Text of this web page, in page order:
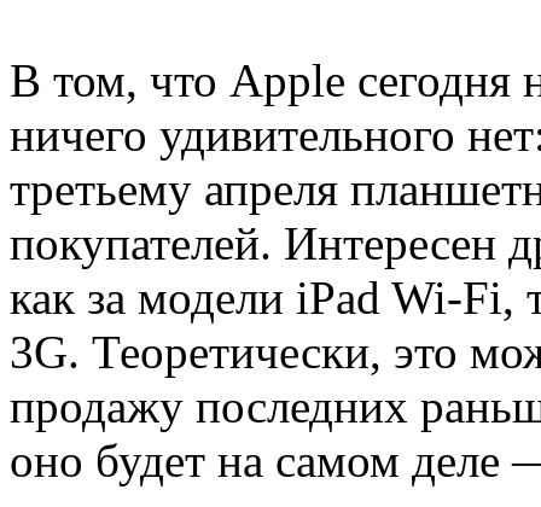
В том, что Apple сегодня
ничего удивительного
третьему апреля
покупателей. Интересен
как за модели iPad Wi-Fi,
3G. Теоретически, это
продажу последних
оно будет на самом деле